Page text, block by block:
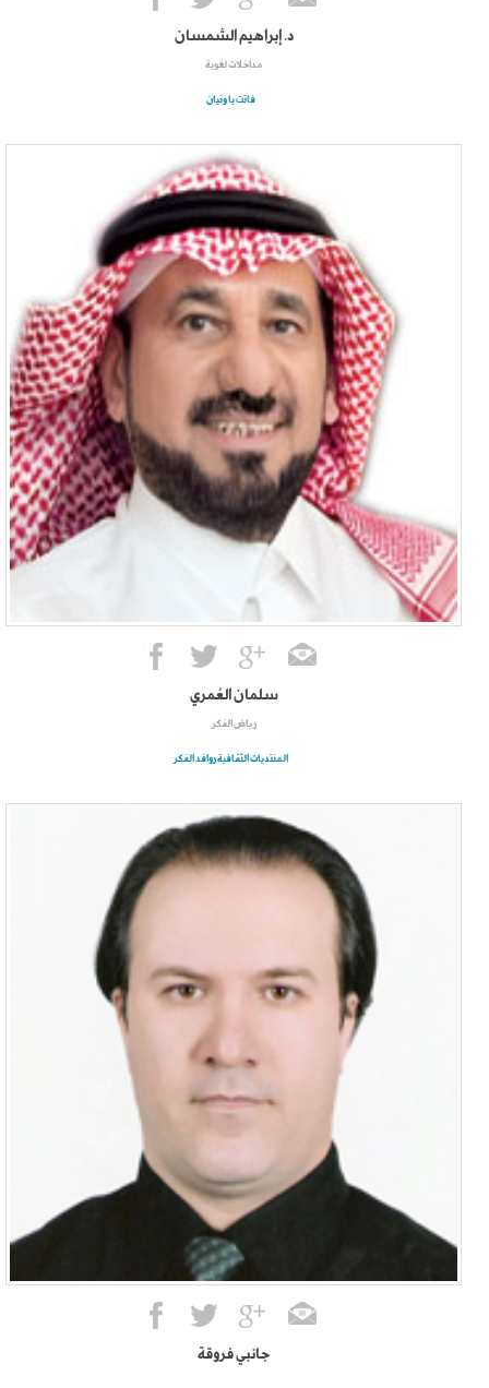
د. إبراهيم الشمسان
مداخلات لغوية
فاتت يا ونيان
سلمان العُمري
رياض الفكر
‎المنتديات الثقافية روافد الفكر
جانبي فروقة